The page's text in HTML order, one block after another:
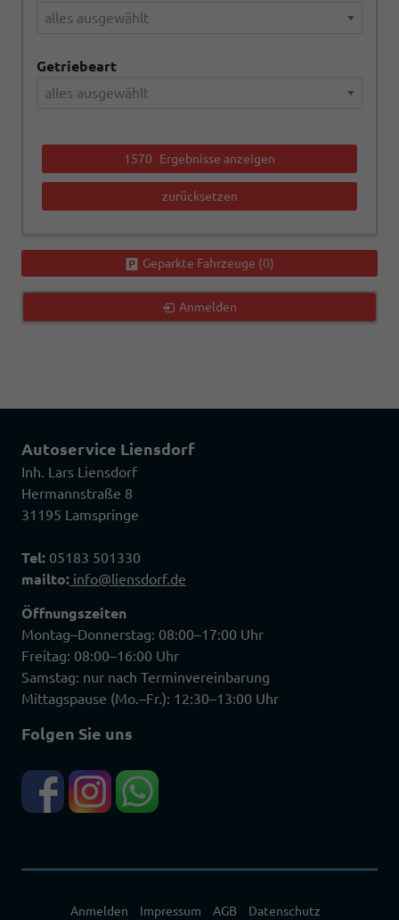
alles ausgewählt
Getriebeart
alles ausgewählt
1570 Ergebnisse anzeigen
zurücksetzen
Geparkte Fahrzeuge (0)
Anmelden
Autoservice Liensdorf
Inh. Lars Liensdorf
Hermannstraße 8
31195 Lamspringe
Tel: 05183 501330
mailto: info@liensdorf.de
Öffnungszeiten
Montag–Donnerstag: 08:00–17:00 Uhr
Freitag: 08:00–16:00 Uhr
Samstag: nur nach Terminvereinbarung
Mittagspause (Mo.–Fr.): 12:30–13:00 Uhr
Folgen Sie uns
Anmelden Impressum AGB Datenschutz